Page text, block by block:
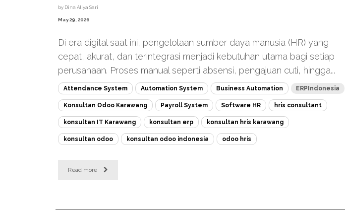
by Dina Aliya Sari
May 29, 2026
Di era digital saat ini, pengelolaan sumber daya manusia (HR) yang
cepat, akurat, dan terintegrasi menjadi kebutuhan utama bagi setiap
perusahaan. Proses manual seperti absensi, pengajuan cuti, hingga...
Attendance System Automation System Business Automation ERPIndonesia
Konsultan Odoo Karawang Payroll System Software HR hris consultant
konsultan IT Karawang konsultan erp konsultan hris karawang
konsultan odoo konsultan odoo indonesia odoo hris
Read more